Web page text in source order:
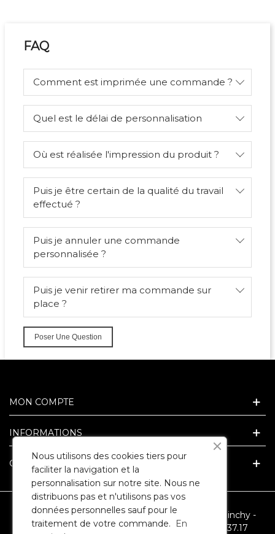
FAQ
Comment est imprimée une commande ?
Quel est le délai de personnalisation
Où est réalisée l'impression du produit ?
Puis je être certain de la qualité du travail
effectué ?
Puis je annuler une commande
personnalisée ?
Puis je venir retirer ma commande sur
place ?
Poser Une Question
MON COMPTE
INFORMATIONS
GUIDE ET CONSEIL CADEAU
SARL ARLEQUIN - 3 Route Nationale - 62149 Cuinchy -
RCS ARRAS 394067946 - Téléphone : 09.86.35.37.17
Nous utilisons des cookies tiers pour
faciliter la navigation et la
personnalisation sur notre site. Nous ne
distribuons pas et n'utilisons pas vos
données personnelles sauf pour le
traitement de votre commande.
En